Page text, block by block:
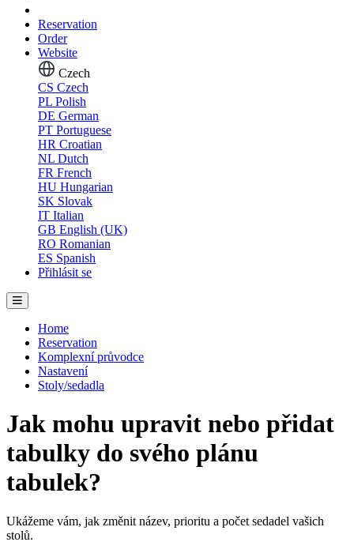
Reservation
Order
Website
Czech
CS Czech
PL Polish
DE German
PT Portuguese
HR Croatian
NL Dutch
FR French
HU Hungarian
SK Slovak
IT Italian
GB English (UK)
RO Romanian
ES Spanish
Přihlásit se
Home
Reservation
Komplexní průvodce
Nastavení
Stoly/sedadla
Jak mohu upravit nebo přidat
tabulky do svého plánu
tabulek?
Ukážeme vám, jak změnit název, prioritu a počet sedadel vašich
stolů.